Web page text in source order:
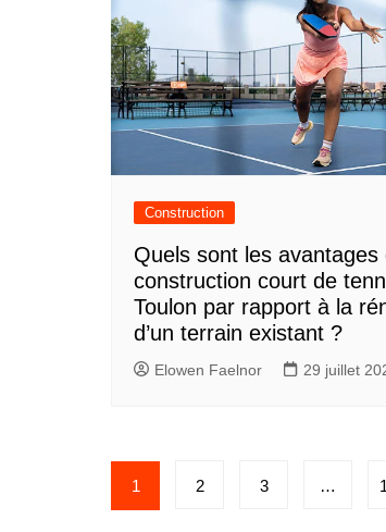
Construction
Quels sont les avantages
construction court de
Toulon par rapport à la
d’un terrain existant ?
Elowen Faelnor 29 juillet
a
1 2 3 …